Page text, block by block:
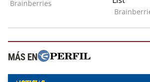
MÁS EN